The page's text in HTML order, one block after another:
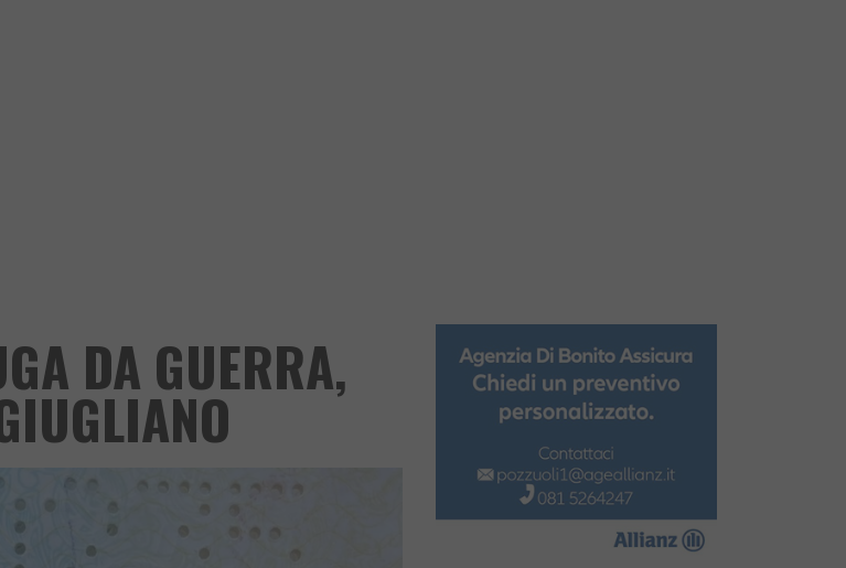
DA GUERRA,